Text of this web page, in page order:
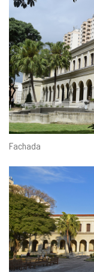
Fachada